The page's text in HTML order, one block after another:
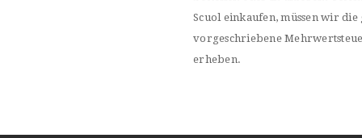
Scuol einkaufen, müssen wir die
vorgeschriebene
erheben.